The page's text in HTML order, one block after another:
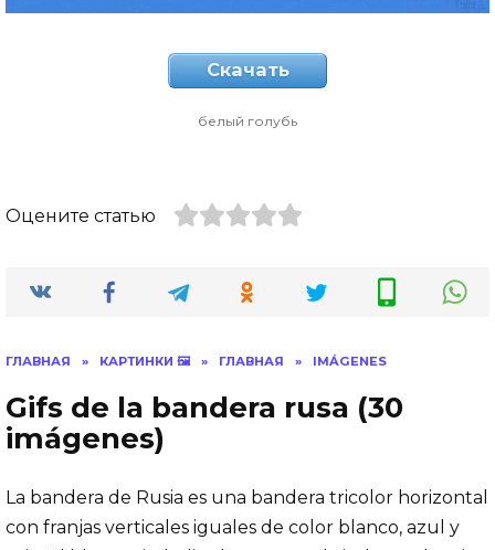
Скачать
белый голубь
Оцените статью
ГЛАВНАЯ » КАРТИНКИ 🖼 » ГЛАВНАЯ » IMÁGENES
Gifs de la bandera rusa (30
imágenes)
La bandera de Rusia es una bandera tricolor horizontal
con franjas verticales iguales de color blanco, azul y